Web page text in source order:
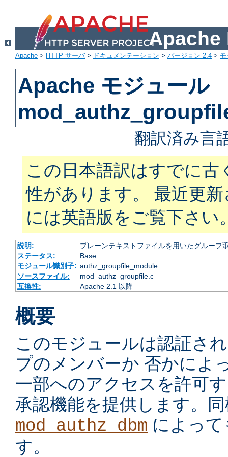
Apache
Apache > HTTP サーバ> ドキュメンテーション > バージョン 2.4 >
Apache モジュール
翻訳済み言
この日本語訳はすでに古
性があります。 最近更
には英語版をご覧下さい
説明:
プレーンテキストファイルを用いたグループ
ステータス:
Base
モジュール識別子: authz_groupfile_module
ソースファイル:
mod_authz_groupfile.c
互換性:
Apache 2.1 以降
概要
このモジュールは認証さ
プのメンバーか 否かによ
一部へのアクセスを許可
承認機能を提供します。
mod_authz_dbm によっ
す。